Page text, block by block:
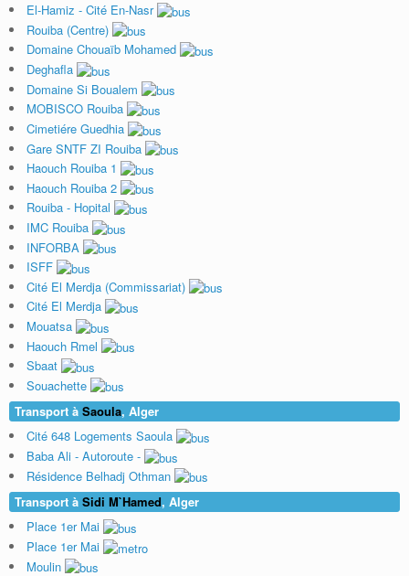
El-Hamiz - Cité En-Nasr
Rouiba (Centre)
Domaine Chouaïb Mohamed
Deghafla
Domaine Si Boualem
MOBISCO Rouiba
Cimetiére Guedhia
Gare SNTF ZI Rouiba
Haouch Rouiba 1
Haouch Rouiba 2
Rouiba - Hopital
IMC Rouiba
INFORBA
ISFF
Cité El Merdja (Commissariat)
Cité El Merdja
Mouatsa
Haouch Rmel
Sbaat
Souachette
Transport à Saoula, Alger
Cité 648 Logements Saoula
Baba Ali - Autoroute -
Résidence Belhadj Othman
Transport à Sidi M`Hamed, Alger
Place 1er Mai
Place 1er Mai
Moulin